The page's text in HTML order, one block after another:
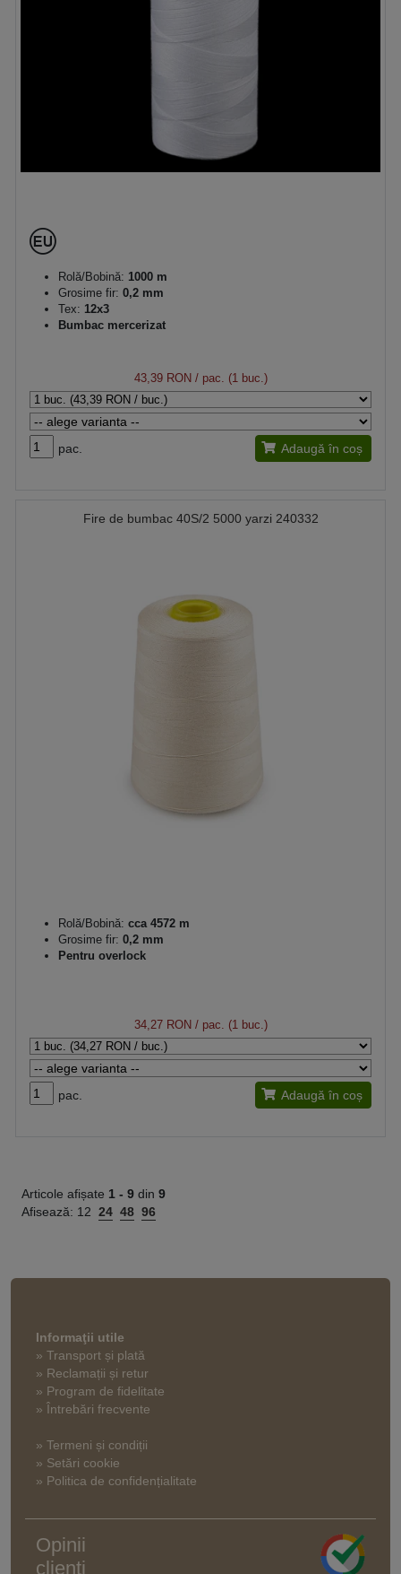
Rolă/Bobină: 1000 m
Grosime fir: 0,2 mm
Tex: 12x3
Bumbac mercerizat
43,39 RON / pac. (1 buc.)
pac. Adaugă în coș
Fire de bumbac 40S/2 5000 yarzi 240332
Rolă/Bobină: cca 4572 m
Grosime fir: 0,2 mm
Pentru overlock
34,27 RON/ pac. (1 buc.)
pac. Adaugă în coș
Articole afișate 1 - 9 din 9
Afisează: 12 24 48 96
Informaţii utile
» Transport și plată
» Reclamații și retur
» Program de fidelitate
» Întrebări frecvente
» Termeni și condiții
» Setări cookie
» Politica de confidențialitate
Opinii
clienți